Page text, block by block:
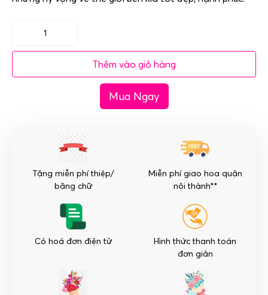
Kệ
hoa
Nghiêm
lượng
Thêm vào giỏ hàng
Mua Ngay
Tặng miễn phí thiệp/
băng chữ
Miễn phí giao hoa quận
nội thành**
Có hoá đơn điện tử
Hình thức thanh toán
đơn giản